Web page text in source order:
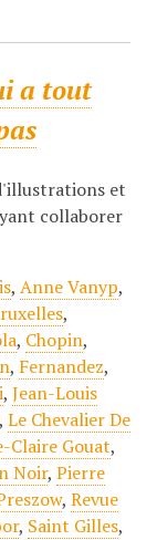
a tout
et
collaborer
, Anne Vanyp,
,
, Chopin,
, Fernandez,
, Jean-Louis
Le Chevalier De
Claire Gouat,
Noir, Pierre
, Revue
, Saint Gilles,